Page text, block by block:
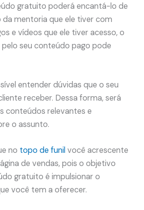
gratuito poderá encantá-lo de
da mentoria que ele tiver com
e vídeos que ele tiver acesso, o
pelo seu conteúdo pago pode
entender dúvidas que o seu
receber. Dessa forma, será
conteúdos relevantes e
o assunto.
no topo de funil você acrescente
de vendas, pois o objetivo
gratuito é impulsionar o
você tem a oferecer.